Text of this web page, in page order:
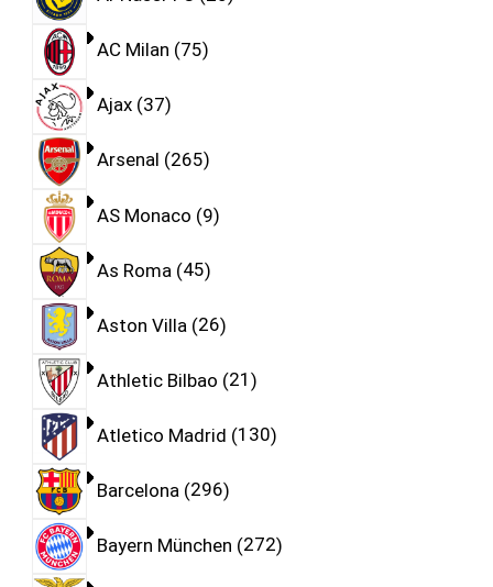
AC Milan 75
Ajax 37
Arsenal 265
AS Monaco 9
As Roma 45
Aston Villa 26
Athletic Bilbao 21
Atletico Madrid 130
Barcelona 296
Bayern München 272